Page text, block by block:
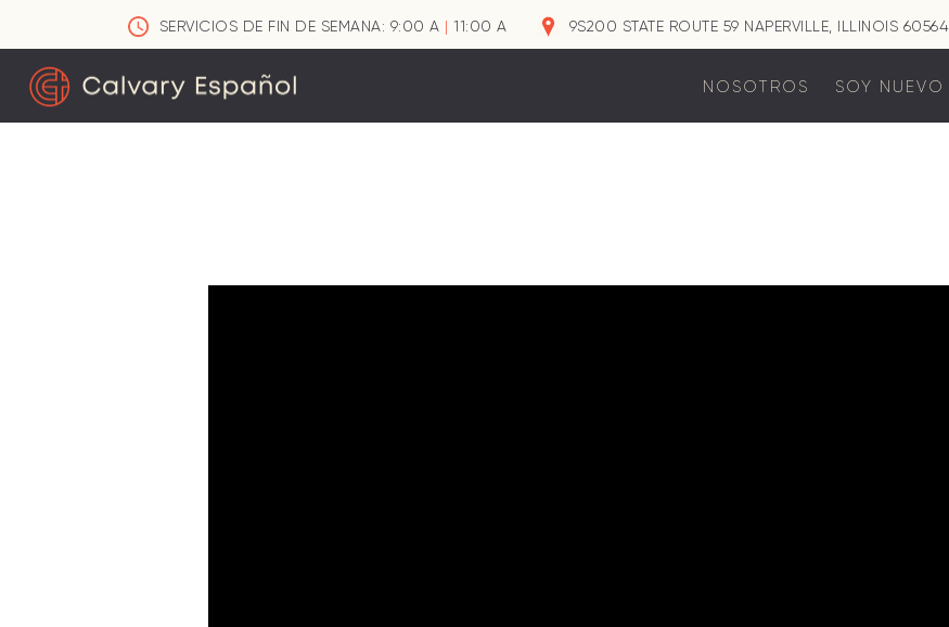
SERVICIOS DE FIN DE SEMANA: 9:00 A | 11:00 A 9S200 STATE ROUTE 59 NAPERVILLE, ILLINOIS 60564
NOSOTROS SOY NUEVO